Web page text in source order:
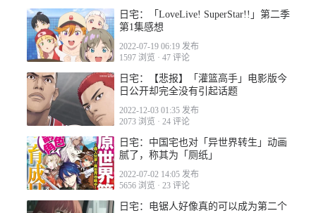
2022-04-30 15:26
2022-04-30 23:53
日宅：「LoveLive! SuperStar!!」第二季
第1集感想
2022-07-19 06:19 发布
1597 浏览 · 47 评论
日宅：【悲报】「灌篮高手」电影版今
日公开却完全没有引起话题
2022-12-03 01:35 发布
2073 浏览 · 24 评论
日宅：中国宅也对「异世界转生」动画
腻了，称其为「厕纸」
2022-07-02 14:05 发布
5656 浏览 · 23 评论
日宅：电锯人好像真的可以成为第二个